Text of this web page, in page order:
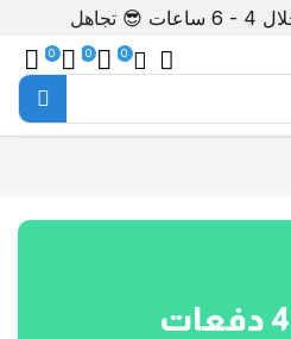
😎 تجاهل
0
0
0